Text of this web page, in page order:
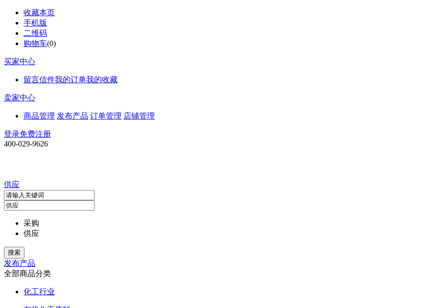
收藏本页
手机版
二维码
购物车(0)
买家中心
留言信件我的订单我的收藏
卖家中心
商品管理 发布产品 订单管理 店铺管理
登录免费注册
400-029-9626
供应
采购
供应
发布产品
全部商品分类
化工行业